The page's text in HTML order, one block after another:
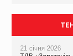
21 січня 2026